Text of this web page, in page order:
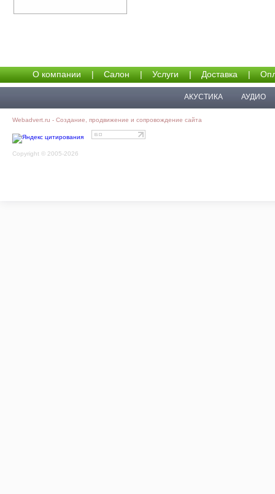
О компании | Салон | Услуги | Доставка |
АКУСТИКА АУДИО
Webadvert.ru - Создание, продвижение и сопровождение сайта
Copyright © 2005-2026